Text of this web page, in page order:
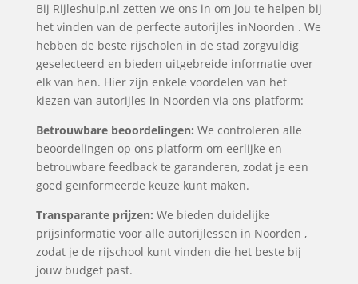
Bij Rijleshulp.nl zetten we ons in om jou te helpen bij
het vinden van de perfecte autorijles inNoorden . We
hebben de beste rijscholen in de stad zorgvuldig
geselecteerd en bieden uitgebreide informatie over
elk van hen. Hier zijn enkele voordelen van het
kiezen van autorijles in Noorden via ons platform:
Betrouwbare beoordelingen: We controleren alle
beoordelingen op ons platform om eerlijke en
betrouwbare feedback te garanderen, zodat je een
goed geïnformeerde keuze kunt maken.
Transparante prijzen: We bieden duidelijke
prijsinformatie voor alle autorijlessen in Noorden ,
zodat je de rijschool kunt vinden die het beste bij
jouw budget past.